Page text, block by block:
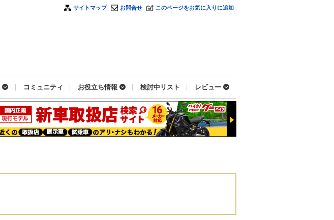
サイトマップ お問合せ このページをお気に入りに追加
コミュニティ お役立ち情報 検討中リスト レビュー